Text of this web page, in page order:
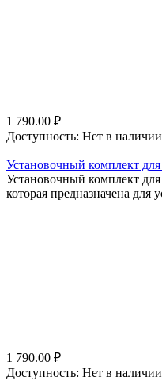
1 790.00 ₽
Доступность: Нет в наличии
Установочный комплект
Установочный комплект
которая предназначена для
1 790.00 ₽
Доступность: Нет в наличии